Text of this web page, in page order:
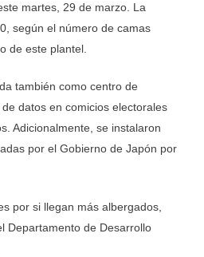
martes, 29 de marzo. La
según el número de camas
de este plantel.
también como centro de
datos en comicios electorales
Adicionalmente, se instalaron
por el Gobierno de Japón por
por si llegan más albergados,
Departamento de Desarrollo